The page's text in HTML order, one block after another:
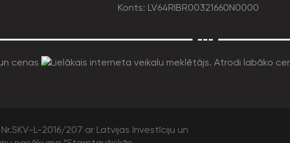
Konts: LV64RIBR00321660N0000
---
L-2016/207 ar Latvijas Investīciju un